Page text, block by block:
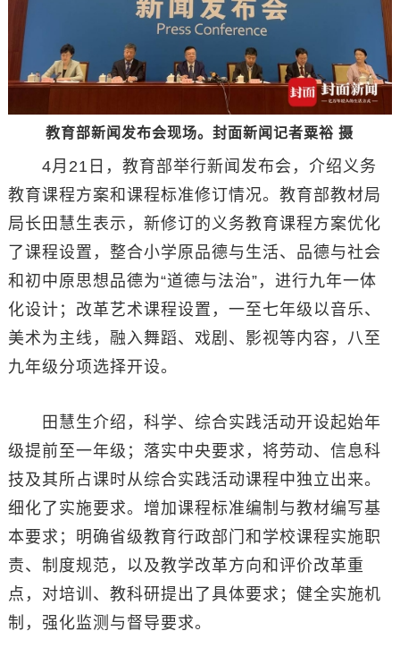
教育部新闻发布会现场。封面新闻记者粟裕 摄
4月21日，教育部举行新闻发布会，介绍义务
教育课程方案和课程标准修订情况。教育部教材局
局长田慧生表示，新修订的义务教育课程方案优化
了课程设置，整合小学原品德与生活、品德与社会
和初中原思想品德为“道德与法治”，进行九年一体
化设计；改革艺术课程设置，一至七年级以音乐、
美术为主线，融入舞蹈、戏剧、影视等内容，八至
九年级分项选择开设。
田慧生介绍，科学、综合实践活动开设起始年
级提前至一年级；落实中央要求，将劳动、信息科
技及其所占课时从综合实践活动课程中独立出来。
细化了实施要求。增加课程标准编制与教材编写基
本要求；明确省级教育行政部门和学校课程实施职
责、制度规范，以及教学改革方向和评价改革重
点，对培训、教科研提出了具体要求；健全实施机
制，强化监测与督导要求。